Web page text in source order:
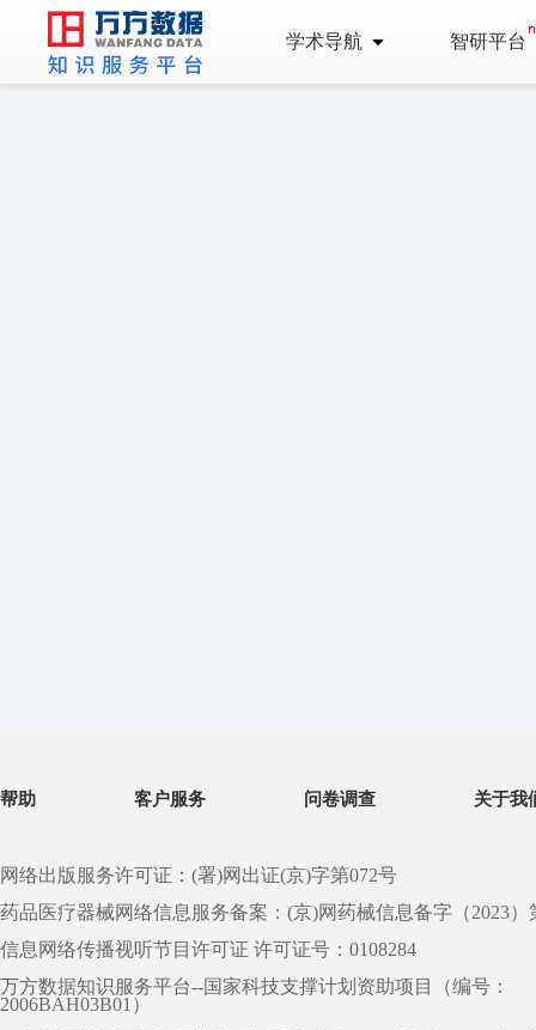
学术导航 智研平台
帮助 客户服务 问卷调查 关于我
网络出版服务许可证：(署)网出证(京)字第072号
药品医疗器械网络信息服务备案：(京)网药械信息备字（2023）
信息网络传播视听节目许可证 许可证号：0108284
万方数据知识服务平台--国家科技支撑计划资助项目（编号：
2006BAH03B01）